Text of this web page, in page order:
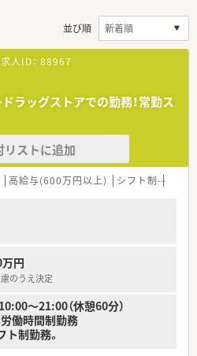
並び順
人ID： 88967
ラッグストアでの勤務！常勤ス
リストに追加
高給与(600万円以上) シフト制
円
のうえ決定
～21:00（休憩60分）
働時間制勤務
制勤務。